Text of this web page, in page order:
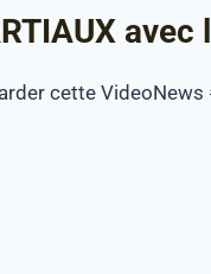
avec
cette VideoNews